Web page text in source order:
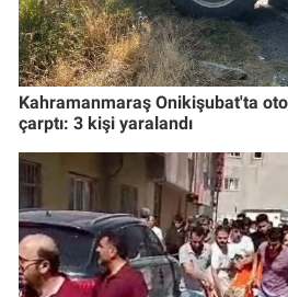
Kahramanmaraş Onikişubat'ta
çarptı: 3 kişi yaralandı